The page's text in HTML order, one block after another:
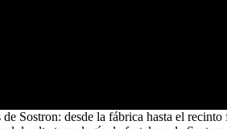
de Sostron: desde la fábrica hasta el